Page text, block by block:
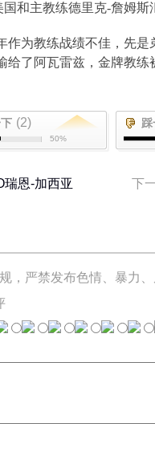
国和主教练德里克-詹姆斯
作为教练战绩不佳，先
给了阿瓦雷兹，金牌教练
(2)
50%
下
瑞恩-加西亚
，严禁发布色情、暴力